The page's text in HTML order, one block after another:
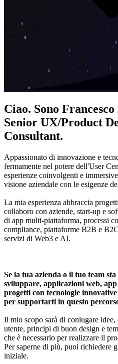
Ciao. Sono
Senior UX/Product
Consultant.
Appassionato di innovazione e
fermamente nel potere dell'User
esperienze coinvolgenti e
visione aziendale con le esigenze
La mia esperienza abbraccia
collaboro con aziende, start-up e
di app multi-piattaforma, processi
compliance, piattaforme B2B e
servizi di Web3 e AI.
Se la tua azienda o il tuo team
sviluppare, applicazioni web,
progetti con tecnologie
per supportarti in questo
Il mio scopo sarà di coniugare
utente, principi di buon design e
che è necessario per realizzare il
Per saperne di più, puoi richiedere
iniziale.